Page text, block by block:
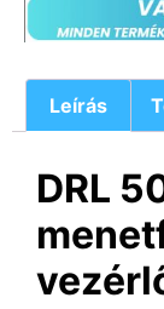
Leírás
DRL